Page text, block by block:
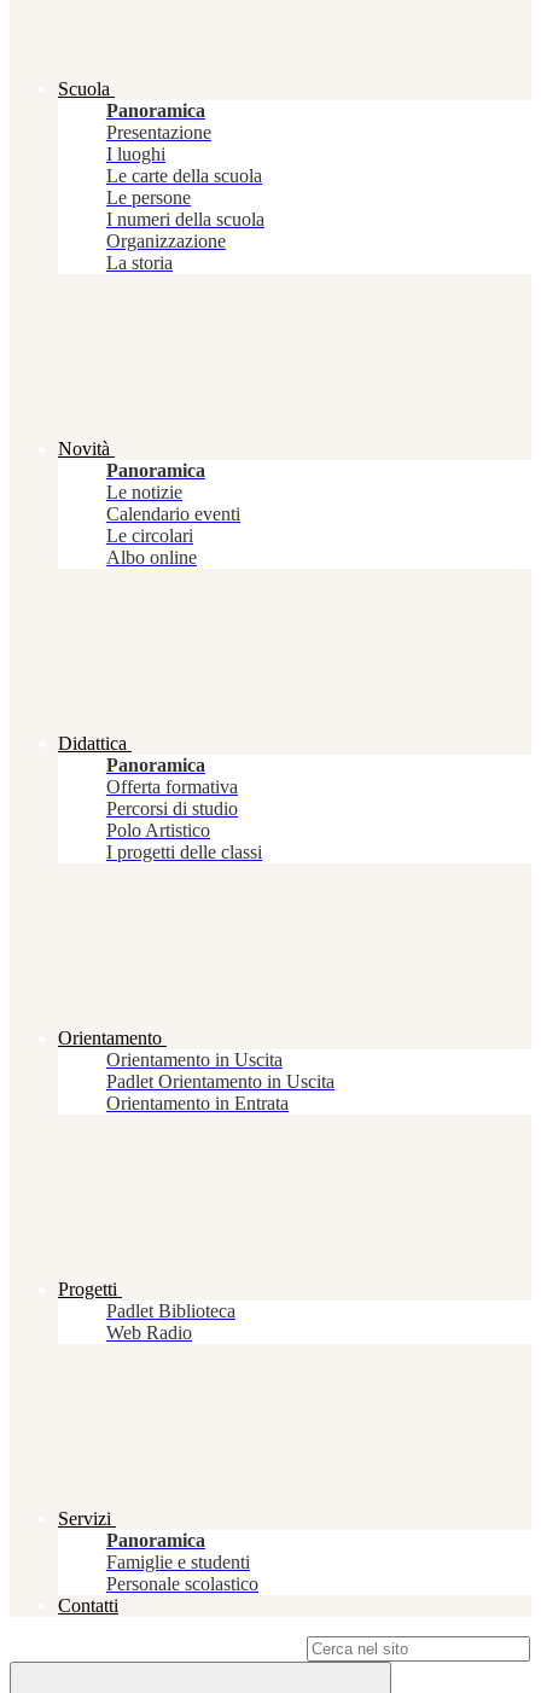
Scuola
Panoramica
Presentazione
I luoghi
Le carte della scuola
Le persone
I numeri della scuola
Organizzazione
La storia
Novità
Panoramica
Le notizie
Calendario eventi
Le circolari
Albo online
Didattica
Panoramica
Offerta formativa
Percorsi di studio
Polo Artistico
I progetti delle classi
Orientamento
Orientamento in Uscita
Padlet Orientamento in Uscita
Orientamento in Entrata
Progetti
Padlet Biblioteca
Web Radio
Servizi
Panoramica
Famiglie e studenti
Personale scolastico
Contatti